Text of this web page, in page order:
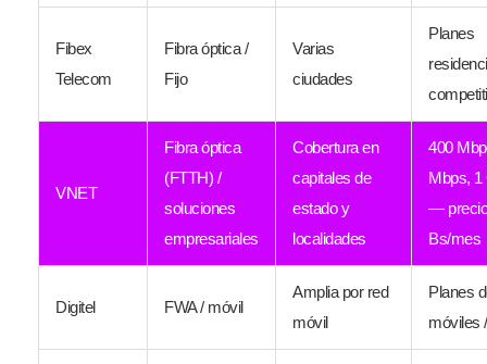
Fibex
Telecom
Fibra óptica /
Fijo
Varias
ciudades
Planes
VNET
Fibra óptica
(FTTH) /
soluciones
empresariales
Cobertura en
capitales de
estado y
localidades
400
Mbps, 1
—
Bs/mes
Digitel FWA / móvil
Amplia por red
móvil
Planes
móviles